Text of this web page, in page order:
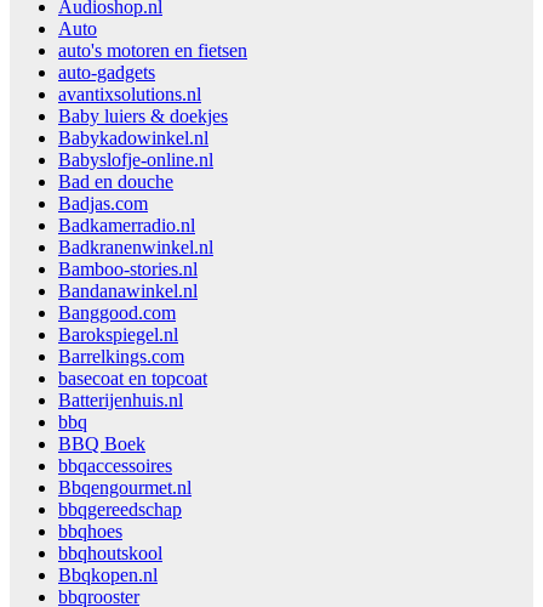
Audioshop.nl
Auto
auto's motoren en fietsen
auto-gadgets
avantixsolutions.nl
Baby luiers & doekjes
Babykadowinkel.nl
Babyslofje-online.nl
Bad en douche
Badjas.com
Badkamerradio.nl
Badkranenwinkel.nl
Bamboo-stories.nl
Bandanawinkel.nl
Banggood.com
Barokspiegel.nl
Barrelkings.com
basecoat en topcoat
Batterijenhuis.nl
bbq
BBQ Boek
bbqaccessoires
Bbqengourmet.nl
bbqgereedschap
bbqhoes
bbqhoutskool
Bbqkopen.nl
bbqrooster